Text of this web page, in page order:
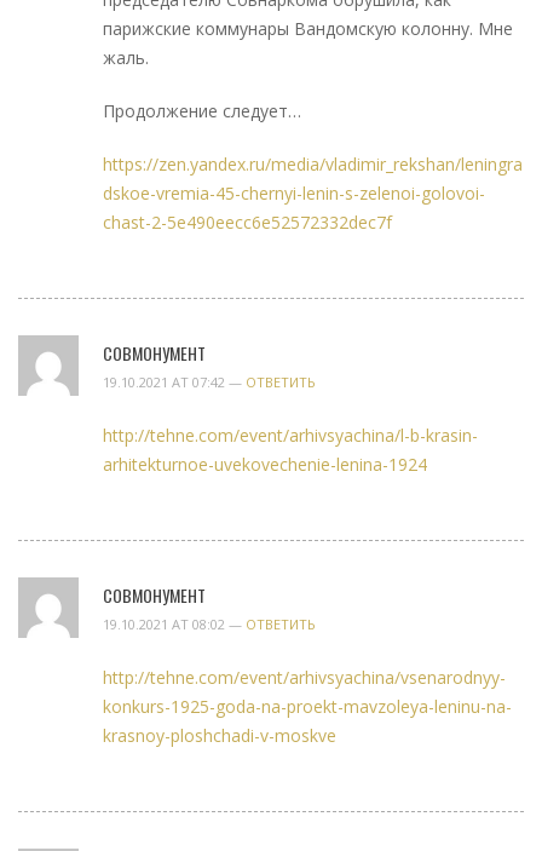
парижские коммунары Вандомскую колонну. Мне
жаль.
Продолжение следует…
https://zen.yandex.ru/media/vladimir_rekshan/leningra
dskoe-vremia-45-chernyi-lenin-s-zelenoi-golovoi-
chast-2-5e490eecc6e52572332dec7f
СОВМОНУМЕНТ
19.10.2021 AT 07:42 — ОТВЕТИТЬ
http://tehne.com/event/arhivsyachina/l-b-krasin-
arhitekturnoe-uvekovechenie-lenina-1924
СОВМОНУМЕНТ
19.10.2021 AT 08:02 — ОТВЕТИТЬ
http://tehne.com/event/arhivsyachina/vsenarodnyy-
konkurs-1925-goda-na-proekt-mavzoleya-leninu-na-
krasnoy-ploshchadi-v-moskve